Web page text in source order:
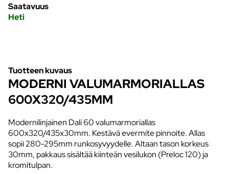
Saatavuus
Heti
Tuotteen kuvaus
MODERNI VALUMARMORIALLAS
600X320/435MM
Modernilinjainen Dali 60 valumarmoriallas
600x320/435x30mm. Kestävä evermite pinnoite. Allas
sopii 280-295mm runkosyvyydelle. Altaan tason korkeus
30mm, pakkaus sisältää kiinteän vesilukon (Preloc 120) ja
kromitulpan.